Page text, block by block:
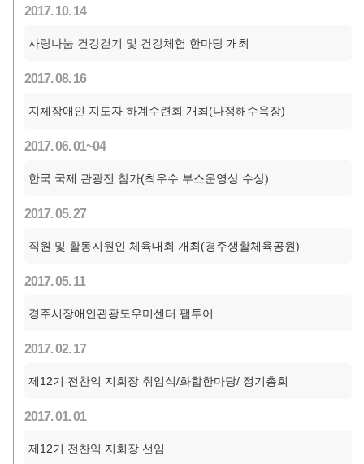
2017. 10. 14
사랑나눔 건강걷기 및 건강체험 한마당 개최
2017. 08. 16
지체장애인 지도자 하계수련회 개최(나정해수욕장)
2017. 06. 01~04
한국 국제 관광전 참가(최우수 부스운영상 수상)
2017. 05. 27
직원 및 활동지원인 체육대회 개최(경주생활체육공원)
2017. 05. 11
경주시장애인관광도우미센터 팸투어
2017. 02. 17
제12기 전찬익 지회장 취임식/화합한마당/ 정기총회
2017. 01. 01
제12기 전찬익 지회장 선임